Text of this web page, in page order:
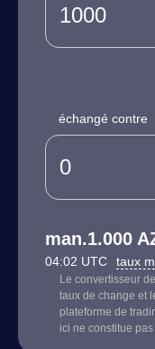
échangé contre
man.1.000
04:02 UTC taux
Le convertisseur
taux de change et
plateforme de
ici ne constitue